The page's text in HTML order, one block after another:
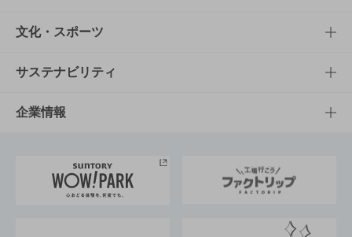
商品一覧
商品発売情報
栄養成分一覧
知る・楽しむTOP
キャンペーン
工場見学
地域情報
文化・スポーツ
文化・スポーツTOP
サントリーホール
サントリーサンバーズ大阪
サステナビリティ
サステナビリティTOP
サントリーが考えるサステナビリティ経営
企業情報
企業概要